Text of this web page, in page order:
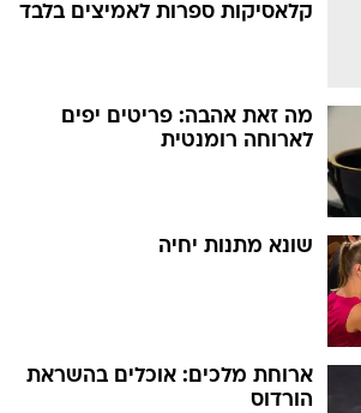
קלאסיקות ספרות לאמיצים בלבד
מה זאת אהבה: פריטים יפים
לארוחה רומנטית
שונא מתנות יחיה
ארוחת מלכים: אוכלים בהשראת
הורדוס